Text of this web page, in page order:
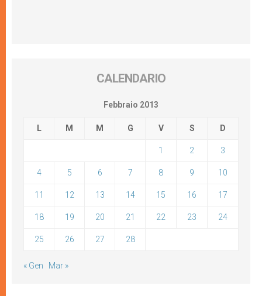
CALENDARIO
Febbraio 2013
L M M G V S D
1 2 3
4 5 6 7 8 9 10
11 12 13 14 15 16 17
18 19 20 21 22 23 24
25 26 27 28
« Gen Mar »